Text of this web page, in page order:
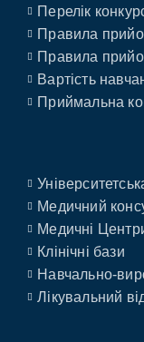
Перелік
Правила
Правила
Вартість
Приймальна
Медичний
Медичні
Клінічні бази
Навчально-
Лікувальний